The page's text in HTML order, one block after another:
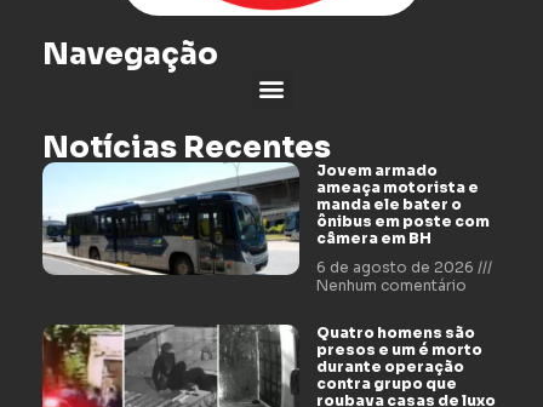
Navegação
Notícias Recentes
Jovem armado
ameaça motorista e
manda ele bater o
ônibus em poste com
câmera em BH
6 de agosto de 2026
Nenhum comentário
Quatro homens são
presos e um é morto
durante operação
contra grupo que
roubava casas de luxo